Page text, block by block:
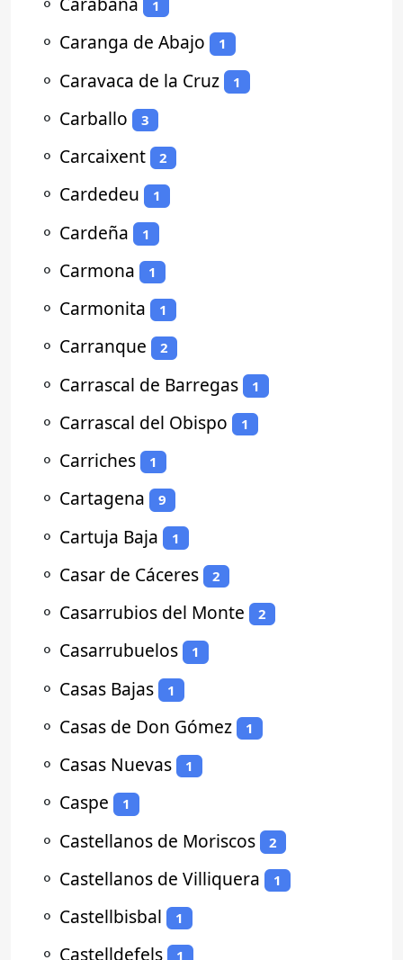
1
⚬ Caranga de Abajo 1
⚬ Caravaca de la Cruz 1
⚬ Carballo 3
⚬ Carcaixent 2
⚬ Cardedeu 1
⚬ Cardeña 1
⚬ Carmona 1
⚬ Carmonita 1
⚬ Carranque 2
⚬ Carrascal de Barregas 1
⚬ Carrascal del Obispo 1
⚬ Carriches 1
⚬ Cartagena 9
⚬ Cartuja Baja 1
⚬ Casar de Cáceres 2
⚬ Casarrubios del Monte 2
⚬ Casarrubuelos 1
⚬ Casas Bajas 1
⚬ Casas de Don Gómez 1
⚬ Casas Nuevas 1
⚬ Caspe 1
⚬ Castellanos de Moriscos 2
⚬ Castellanos de Villiquera 1
⚬ Castellbisbal 1
⚬ Castelldefels 1